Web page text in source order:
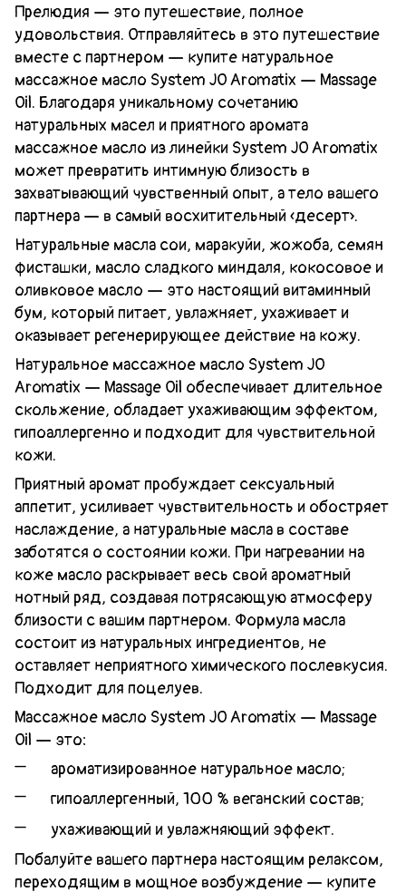
Прелюдия — это путешествие, полное
удовольствия. Отправляйтесь в это путешествие
вместе с партнером — купите натуральное
массажное масло System JO Aromatix — Massage
Oil. Благодаря уникальному сочетанию
натуральных масел и приятного аромата
массажное масло из линейки System JO Aromatix
может превратить интимную близость в
захватывающий чувственный опыт, а тело вашего
партнера — в самый восхитительный «десерт».
Натуральные масла сои, маракуйи, жожоба, семян
фисташки, масло сладкого миндаля, кокосовое и
оливковое масло — это настоящий витаминный
бум, который питает, увлажняет, ухаживает и
оказывает регенерирующее действие на кожу.
Натуральное массажное масло System JO
Aromatix — Massage Oil обеспечивает длительное
скольжение, обладает ухаживающим эффектом,
гипоаллергенно и подходит для чувствительной
кожи.
Приятный аромат пробуждает сексуальный
аппетит, усиливает чувствительность и обостряет
наслаждение, а натуральные масла в составе
заботятся о состоянии кожи. При нагревании на
коже масло раскрывает весь свой ароматный
нотный ряд, создавая потрясающую атмосферу
близости с вашим партнером. Формула масла
состоит из натуральных ингредиентов, не
оставляет неприятного химического послевкусия.
Подходит для поцелуев.
Массажное масло System JO Aromatix — Massage
Oil — это:
ароматизированное натуральное масло;
гипоаллергенный, 100 % веганский состав;
ухаживающий и увлажняющий эффект.
Побалуйте вашего партнера настоящим релаксом,
переходящим в мощное возбуждение — купите